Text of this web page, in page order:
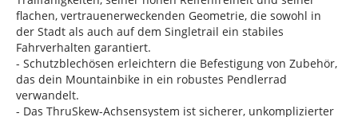
flachen, vertrauenerweckenden Geometrie, die sowohl in
der Stadt als auch auf dem Singletrail ein stabiles
Fahrverhalten garantiert.
- Schutzblechösen erleichtern die Befestigung von Zubehör,
das dein Mountainbike in ein robustes Pendlerrad
verwandelt.
- Das ThruSkew-Achsensystem ist sicherer, unkomplizierter